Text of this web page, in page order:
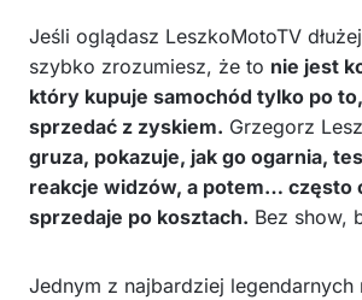
Jeśli oglądasz LeszkoMotoTV
szybko zrozumiesz, że to nie jest
który kupuje samochód tylko po
sprzedać z zyskiem. Grzegorz
gruza, pokazuje, jak go ogarnia,
reakcje widzów, a potem… często
sprzedaje po kosztach. Bez show,
Jednym z najbardziej